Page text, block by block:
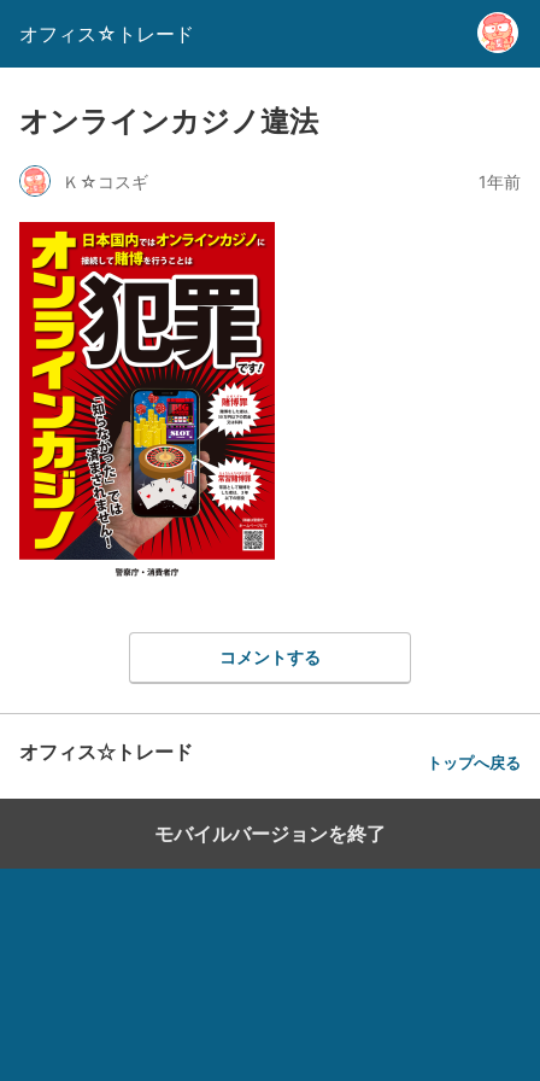
オフィス☆トレード
オンラインカジノ違法
Ｋ☆コスギ 1年前
コメントする
オフィス☆トレード トップへ戻る
モバイルバージョンを終了